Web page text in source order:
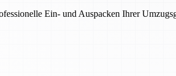
Ein- und Auspacken Ihrer